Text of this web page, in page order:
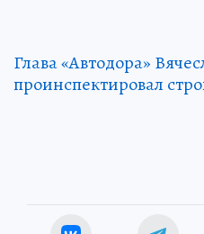
Глава «Автодора»
проинспектировал